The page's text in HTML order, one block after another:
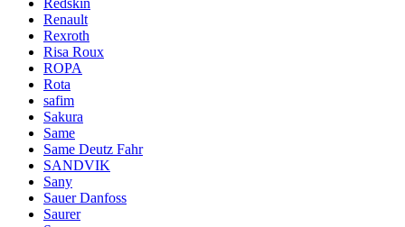
Redskin
Renault
Rexroth
Risa Roux
ROPA
Rota
safim
Sakura
Same
Same Deutz Fahr
SANDVIK
Sany
Sauer Danfoss
Saurer